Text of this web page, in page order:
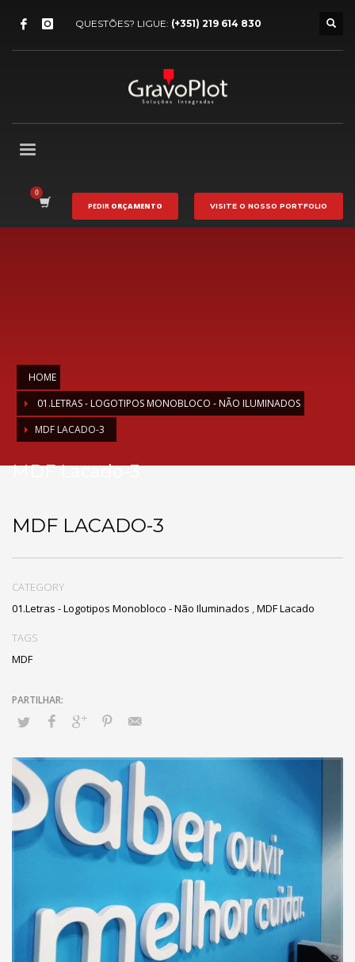
QUESTÕES? LIGUE: (+351) 219 614 830
PEDIR ORÇAMENTO VISITE O NOSSO PORTFOLIO
HOME
01.LETRAS - LOGOTIPOS MONOBLOCO - NÃO ILUMINADOS
MDF LACADO-3
MDF Lacado-3
MDF LACADO-3
CATEGORY
01.Letras - Logotipos Monobloco - Não Iluminados ,MDF Lacado
TAGS
MDF